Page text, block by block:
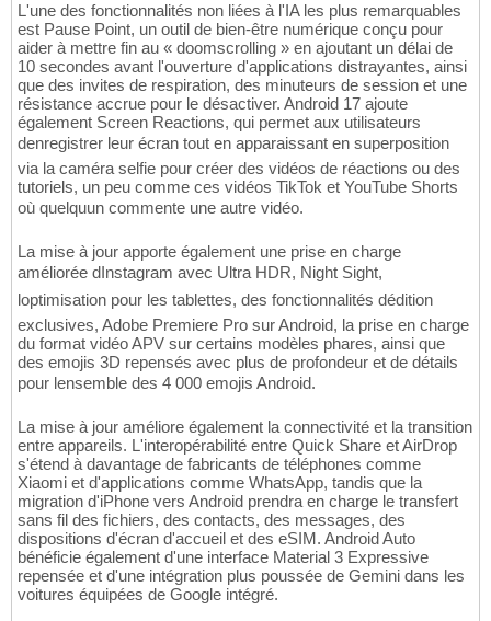
L'une des fonctionnalités non liées à l'IA les plus remarquables
est Pause Point, un outil de bien-être numérique conçu pour
aider à mettre fin au « doomscrolling » en ajoutant un délai de
10 secondes avant l'ouverture d'applications distrayantes, ainsi
que des invites de respiration, des minuteurs de session et une
résistance accrue pour le désactiver. Android 17 ajoute
également Screen Reactions, qui permet aux utilisateurs
denregistrer leur écran tout en apparaissant en superposition
via la caméra selfie pour créer des vidéos de réactions ou des
tutoriels, un peu comme ces vidéos TikTok et YouTube Shorts
où quelquun commente une autre vidéo.
La mise à jour apporte également une prise en charge
améliorée dInstagram avec Ultra HDR, Night Sight,
loptimisation pour les tablettes, des fonctionnalités dédition
exclusives, Adobe Premiere Pro sur Android, la prise en charge
du format vidéo APV sur certains modèles phares, ainsi que
des emojis 3D repensés avec plus de profondeur et de détails
pour lensemble des 4 000 emojis Android.
La mise à jour améliore également la connectivité et la transition
entre appareils. L'interopérabilité entre Quick Share et AirDrop
s'étend à davantage de fabricants de téléphones comme
Xiaomi et d'applications comme WhatsApp, tandis que la
migration d'iPhone vers Android prendra en charge le transfert
sans fil des fichiers, des contacts, des messages, des
dispositions d'écran d'accueil et des eSIM. Android Auto
bénéficie également d'une interface Material 3 Expressive
repensée et d'une intégration plus poussée de Gemini dans les
voitures équipées de Google intégré.